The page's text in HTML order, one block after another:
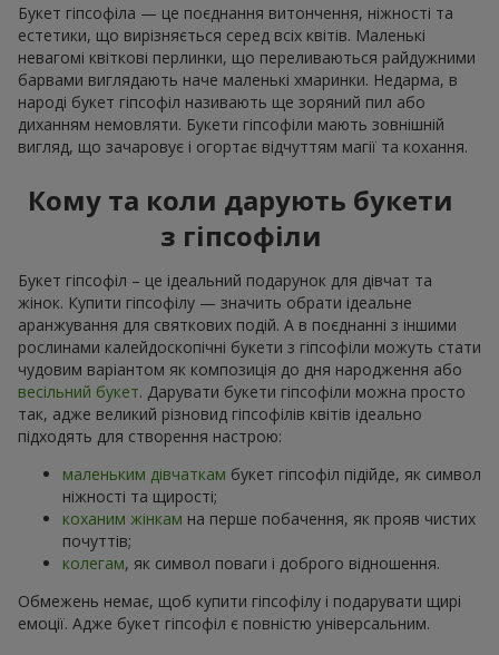
Букет гіпсофіла — це поєднання витончення, ніжності та
естетики, що вирізняється серед всіх квітів. Маленькі
невагомі квіткові перлинки, що переливаються райдужними
барвами виглядають наче маленькі хмаринки. Недарма, в
народі букет гіпсофіл називають ще зоряний пил або
диханням немовляти. Букети гіпсофіли мають зовнішній
вигляд, що зачаровує і огортає відчуттям магії та кохання.
Кому та коли дарують букети
з гіпсофіли
Букет гіпсофіл – це ідеальний подарунок для дівчат та
жінок. Купити гіпсофілу — значить обрати ідеальне
аранжування для святкових подій. А в поєднанні з іншими
рослинами калейдоскопічні букети з гіпсофіли можуть стати
чудовим варіантом як композиція до дня народження або
весільний букет. Дарувати букети гіпсофіли можна просто
так, адже великий різновид гіпсофілів квітів ідеально
підходять для створення настрою:
маленьким дівчаткам букет гіпсофіл підійде, як символ
ніжності та щирості;
коханим жінкам на перше побачення, як прояв чистих
почуттів;
колегам, як символ поваги і доброго відношення.
Обмежень немає, щоб купити гіпсофілу і подарувати щирі
емоції. Адже букет гіпсофіл є повністю універсальним.